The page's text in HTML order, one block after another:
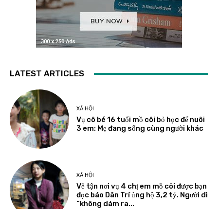
LATEST ARTICLES
XÃ HỘI
Vụ cô bé 16 tuổi mồ côi bỏ học để nuôi
3 em: Mẹ đang sống cùng người khác
XÃ HỘI
Về tận nơi vụ 4 chị em mồ côi được bạn
đọc báo Dân Trí ủng hộ 3,2 tỷ. Người dì
“không dám ra...